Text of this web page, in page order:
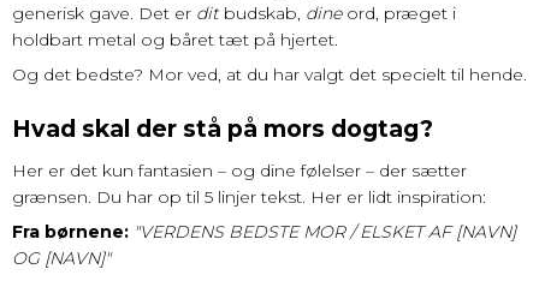
generisk gave. Det er ditbudskab, dineord, præget i
holdbart metal og båret tæt på hjertet.
Og det bedste? Mor ved, at du har valgt det specielt til hende.
Hvad skal der stå på mors dogtag?
Her er det kun fantasien – og dine følelser – der sætter
grænsen. Du har op til 5 linjer tekst. Her er lidt inspiration:
Fra børnene: "VERDENS BEDSTE MOR / ELSKET AF [NAVN]
OG [NAVN]"